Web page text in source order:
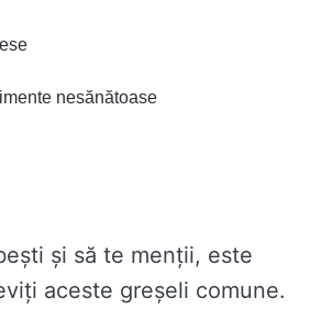
nesănătoase
și să te menții, este
aceste greșeli comune.